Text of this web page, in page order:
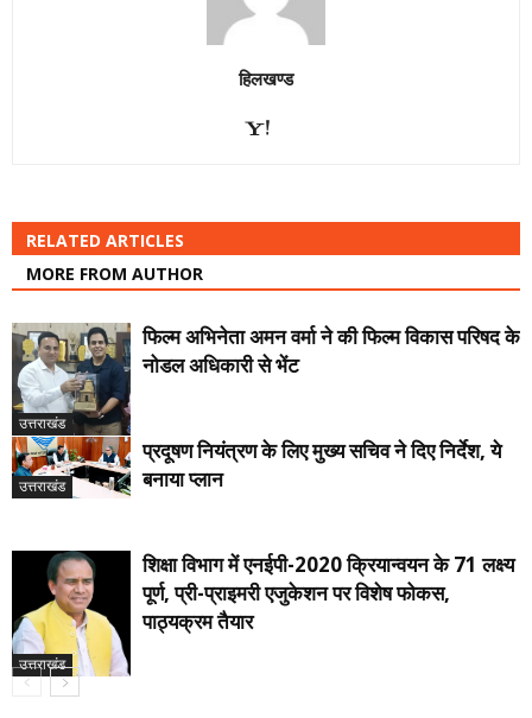
हिलखण्ड
RELATED ARTICLES
MORE FROM AUTHOR
उत्तराखंड
फिल्म अभिनेता अमन वर्मा ने की फिल्म विकास परिषद के
नोडल अधिकारी से भेंट
उत्तराखंड
प्रदूषण नियंत्रण के लिए मुख्य सचिव ने दिए निर्देश, ये
बनाया प्लान
उत्तराखंड
शिक्षा विभाग में एनईपी-2020 क्रियान्वयन के 71 लक्ष्य
पूर्ण, प्री-प्राइमरी एजुकेशन पर विशेष फोकस,
पाठ्यक्रम तैयार